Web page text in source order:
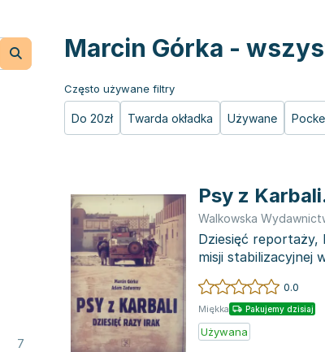
7
Marcin Górka -
Często używane filtry
Do 20zł Twarda okładka Używane
Psy z
Walkowska
Dziesięć
misji stabilizacyjnej
0.0
Miękka Pakujemy dzisiaj
Używana